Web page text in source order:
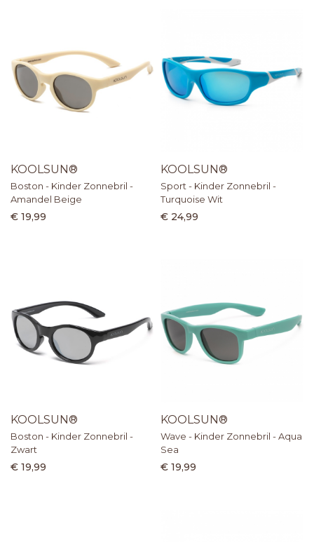
KOOLSUN®
Boston - Kinder Zonnebril -
Amandel Beige
€ 19,99
KOOLSUN®
Sport - Kinder Zonnebril -
Turquoise Wit
€ 24,99
KOOLSUN®
Boston - Kinder Zonnebril -
Zwart
€ 19,99
KOOLSUN®
Wave - Kinder Zonnebril - Aqua
Sea
€ 19,99